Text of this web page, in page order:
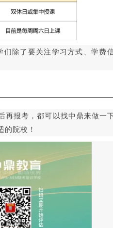
除了要关注学习方式、学费
再报考，都可以找中鼎来做一
的院校！